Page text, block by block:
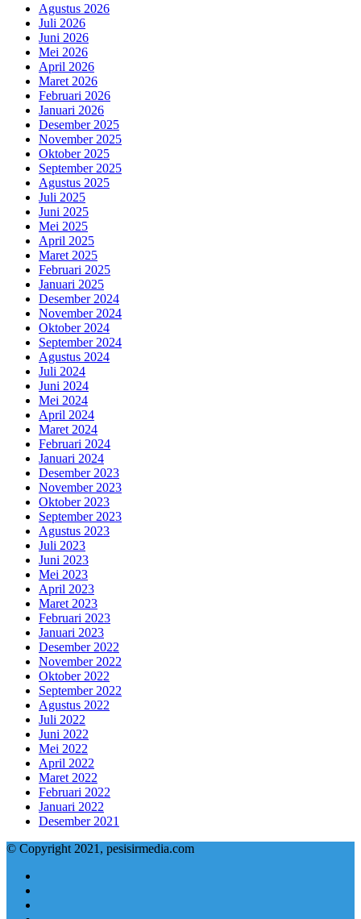
Agustus 2026
Juli 2026
Juni 2026
Mei 2026
April 2026
Maret 2026
Februari 2026
Januari 2026
Desember 2025
November 2025
Oktober 2025
September 2025
Agustus 2025
Juli 2025
Juni 2025
Mei 2025
April 2025
Maret 2025
Februari 2025
Januari 2025
Desember 2024
November 2024
Oktober 2024
September 2024
Agustus 2024
Juli 2024
Juni 2024
Mei 2024
April 2024
Maret 2024
Februari 2024
Januari 2024
Desember 2023
November 2023
Oktober 2023
September 2023
Agustus 2023
Juli 2023
Juni 2023
Mei 2023
April 2023
Maret 2023
Februari 2023
Januari 2023
Desember 2022
November 2022
Oktober 2022
September 2022
Agustus 2022
Juli 2022
Juni 2022
Mei 2022
April 2022
Maret 2022
Februari 2022
Januari 2022
Desember 2021
© Copyright 2021, pesisirmedia.com